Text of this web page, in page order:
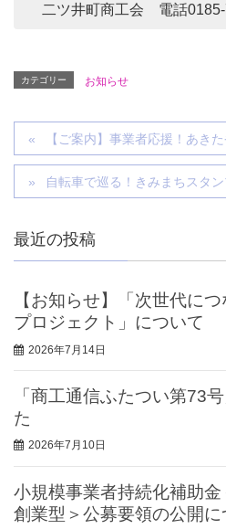
二ツ井町商工会 電話0185-
カテゴリー お知らせ
【ご案内】事業者応援！あき
自転車で巡る！きみまちスタ
最近の投稿
【お知らせ】「次世代に
プロジェクト」について
2026年7月14日
「商工通信ふたつい第73
た
2026年7月10日
小規模事業者持続化補助金
創業型＞公募要領の公開に